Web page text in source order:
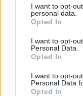
de su
rechazar tal
cualquier momento
visitando nuestra
I want to opt-
personal data.
Opted In
I want to opt-
Personal Data.
Opted In
I want to opt-
Personal Data
Opted In